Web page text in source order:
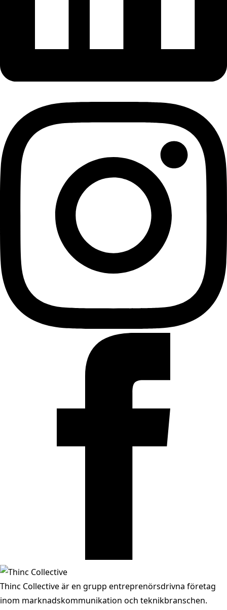
Thinc Collective är en grupp entreprenörsdrivna företag
inom marknadskommunikation och teknikbranschen.